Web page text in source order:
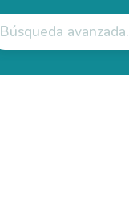
Búsqueda